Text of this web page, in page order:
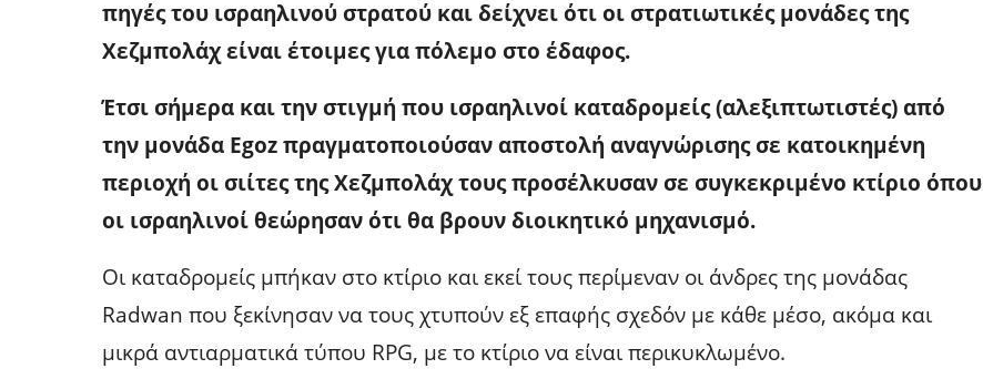
πηγές του ισραηλινού στρατού και δείχνει ότι οι στρατιωτικές μονάδες της
Χεζμπολάχ είναι έτοιμες για πόλεμο στο έδαφος.
Έτσι σήμερα και την στιγμή που ισραηλινοί καταδρομείς (αλεξιπτωτιστές) από
την μονάδα Egoz πραγματοποιούσαν αποστολή αναγνώρισης σε κατοικημένη
περιοχή οι σιίτες της Χεζμπολάχ τους προσέλκυσαν σε συγκεκριμένο κτίριο όπου
οι ισραηλινοί θεώρησαν ότι θα βρουν διοικητικό μηχανισμό.
Οι καταδρομείς μπήκαν στο κτίριο και εκεί τους περίμεναν οι άνδρες της μονάδας
Radwan που ξεκίνησαν να τους χτυπούν εξ επαφής σχεδόν με κάθε μέσο, ακόμα και
μικρά αντιαρματικά τύπου RPG, με το κτίριο να είναι περικυκλωμένο.